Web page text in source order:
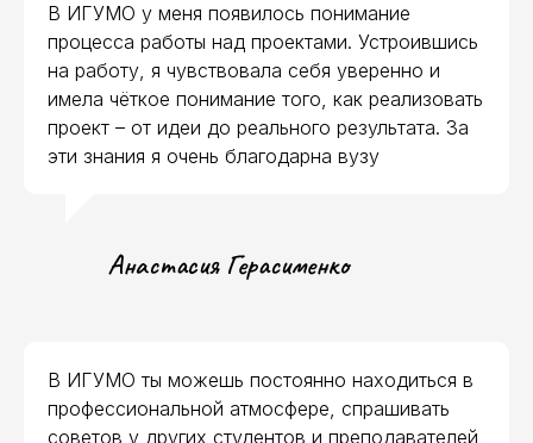
В ИГУМО у меня появилось понимание
процесса работы над проектами. Устроившись
на работу, я чувствовала себя уверенно и
имела чёткое понимание того, как реализовать
проект – от идеи до реального результата. За
эти знания я очень благодарна вузу
Анастасия Герасименко
В ИГУМО ты можешь постоянно находиться в
профессиональной атмосфере, спрашивать
советов у других студентов и преподавателей,
МТС
Юрент